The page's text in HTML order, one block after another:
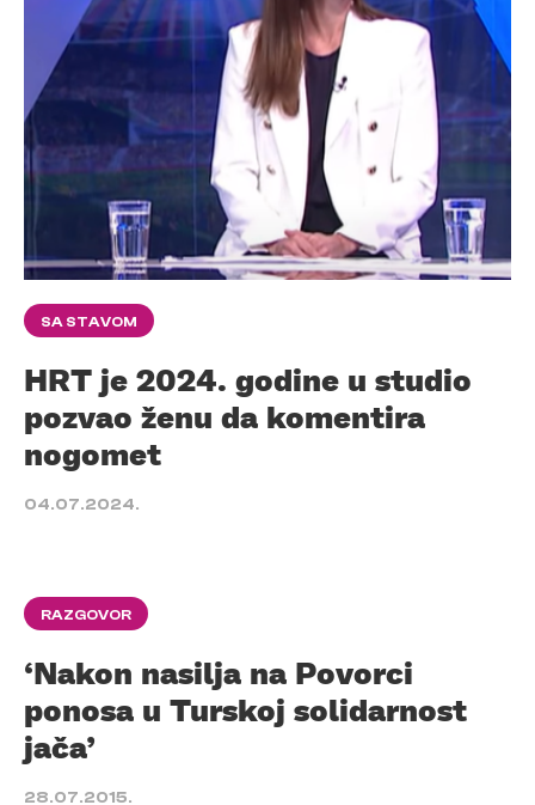
SA STAVOM
HRT je 2024. godine u studio
pozvao ženu da komentira
nogomet
04.07.2024.
RAZGOVOR
‘Nakon nasilja na Povorci
ponosa u Turskoj solidarnost
jača’
28.07.2015.